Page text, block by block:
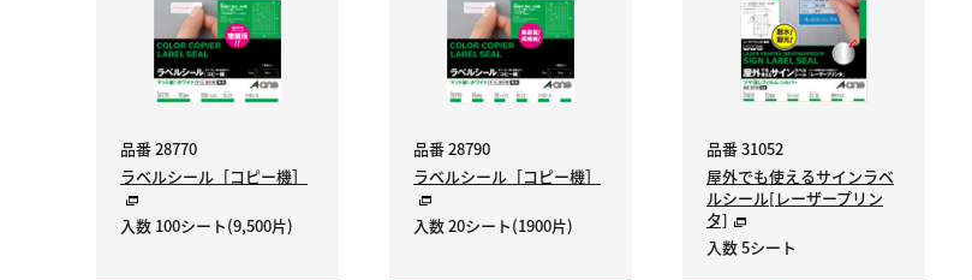
品番 28770
ラベルシール［コピー機］
入数 100シート(9,500片)
品番 28790
ラベルシール［コピー機］
入数 20シート(1900片)
品番 31052
屋外でも使えるサインラベ
ルシール[レーザープリン
タ]
入数 5シート